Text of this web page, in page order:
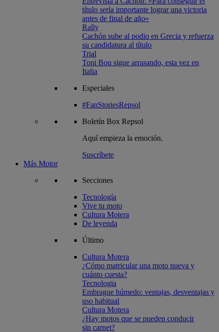
título sería importante lograr una victoria
antes de final de año»
Rally
Cachón sube al podio en Grecia y refuerza
su candidatura al título
Trial
Toni Bou sigue arrasando, esta vez en
Italia
Especiales
#FanStoriesRepsol
Boletín Box Repsol
Aquí empieza la emoción.
Suscríbete
Más Motor
Secciones
Tecnología
Vive tu moto
Cultura Motera
De leyenda
Último
Cultura Motera
¿Cómo matricular una moto nueva y
cuánto cuesta?
Tecnologia
Embrague húmedo: ventajas, desventajas y
uso habitual
Cultura Motera
¿Hay motos que se pueden conducir
sin carnet?